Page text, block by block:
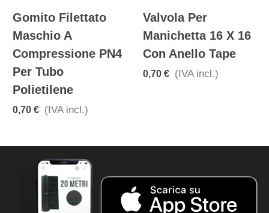
Gomito Filettato
Maschio A
Compressione PN4
Per Tubo
Polietilene
0,70 € (IVA incl.)
Valvola Per
Manichetta 16 X 16
Con Anello Tape
0,70 € (IVA incl.)